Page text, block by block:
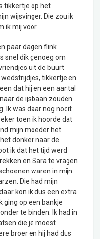
tikkertje op het
wijsvinger. Die zou ik
ik mij voor.
paar dagen flink
snel dik genoeg om
uit de buurt
tikkertje en
dat hij en een aantal
de ijsbaan zouden
Ik was daar nog nooit
toen ik hoorde dat
mijn moeder het
donker naar de
ik dat het tijd werd
en Sara te vragen
waren in mijn
Die had mijn
kon ik dus een extra
ging op een bankje
te binden. Ik had in
die je moest
broer en hij had dus